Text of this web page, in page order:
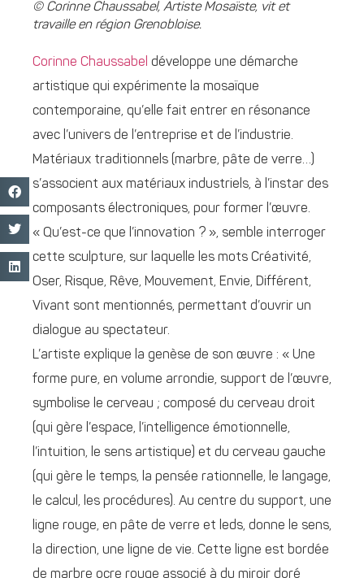
© Corinne Chaussabel, Artiste Mosaïste, vit et
travaille en région Grenobloise.
Corinne Chaussabel développe une démarche
artistique qui expérimente la mosaïque
contemporaine, qu’elle fait entrer en résonance
avec l’univers de l’entreprise et de l’industrie.
Matériaux traditionnels (marbre, pâte de verre…)
s’associent aux matériaux industriels, à l’instar des
composants électroniques, pour former l’œuvre.
« Qu’est-ce que l’innovation ? », semble interroger
cette sculpture, sur laquelle les mots Créativité,
Oser, Risque, Rêve, Mouvement, Envie, Différent,
Vivant sont mentionnés, permettant d’ouvrir un
dialogue au spectateur.
L’artiste explique la genèse de son œuvre : « Une
forme pure, en volume arrondie, support de l’œuvre,
symbolise le cerveau ; composé du cerveau droit
(qui gère l’espace, l’intelligence émotionnelle,
l’intuition, le sens artistique) et du cerveau gauche
(qui gère le temps, la pensée rationnelle, le langage,
le calcul, les procédures). Au centre du support, une
ligne rouge, en pâte de verre et leds, donne le sens,
la direction, une ligne de vie. Cette ligne est bordée
de marbre ocre rouge associé à du miroir doré